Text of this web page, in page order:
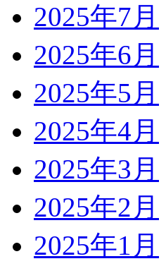
2025年7月
2025年6月
2025年5月
2025年4月
2025年3月
2025年2月
2025年1月